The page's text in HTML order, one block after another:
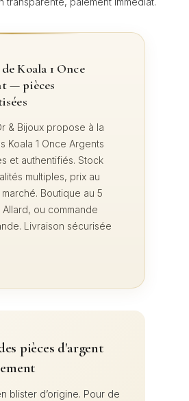
Koala 1 Once
— pièces
& Bijoux propose à la
Koala 1 Once Argents
et authentifiés. Stock
multiples, prix au
Boutique au 5
ou commande
Livraison sécurisée
pièces d'argent
blister d’origine. Pour de